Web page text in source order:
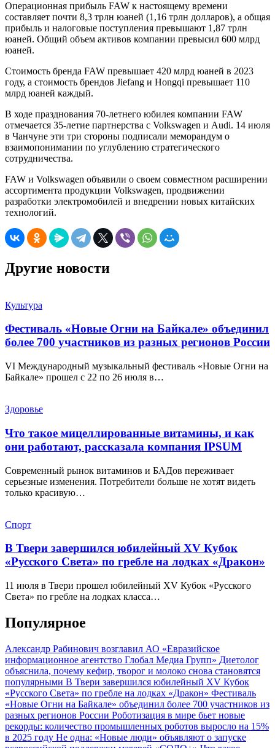
Операционная прибыль FAW к настоящему времени
составляет почти 8,3 трлн юаней (1,16 трлн долларов), а общая
прибыль и налоговые поступления превышают 1,87 трлн
юаней. Общий объем активов компании превысил 600 млрд
юаней.
Стоимость бренда FAW превышает 420 млрд юаней в 2023
году, а стоимость брендов Jiefang и Hongqi превышает 110
млрд юаней каждый.
В ходе празднования 70-летнего юбилея компании FAW
отмечается 35-летие партнерства с Volkswagen и Audi. 14 июля
в Чанчуне эти три стороны подписали меморандум о
взаимопонимании по углублению стратегического
сотрудничества.
FAW и Volkswagen объявили о своем совместном расширении
ассортимента продукции Volkswagen, продвижении
разработки электромобилей и внедрении новых китайских
технологий.
Другие новости
Культура
Фестиваль «Новые Огни на Байкале» объединил
более 700 участников из разных регионов России
VI Международный музыкальный фестиваль «Новые Огни на
Байкале» прошел с 22 по 26 июля в…
Здоровье
Что такое мицеллированные витамины, и как
они работают, рассказала компания IPSUM
Современный рынок витаминов и БАДов переживает
серьезные изменения. Потребители больше не хотят видеть
только красивую…
Спорт
В Твери завершился юбилейный XV Кубок
«Русского Света» по гребле на лодках «Дракон»
11 июля в Твери прошел юбилейный XV Кубок «Русского
Света» по гребле на лодках класса…
Популярное
Александр Рабинович возглавил АО «Евразийское
информационное агентство Глобал Медиа Групп» Диетолог
объяснила, почему кефир, творог и молоко снова становятся
популярными В Твери завершился юбилейный XV Кубок
«Русского Света» по гребле на лодках «Дракон» Фестиваль
«Новые Огни на Байкале» объединил более 700 участников из
разных регионов России Роботизация в мире бьет новые
рекорды: количество промышленных роботов выросло на 15%
в 2025 году Не одна: «Новые люди» объявляют о запуске